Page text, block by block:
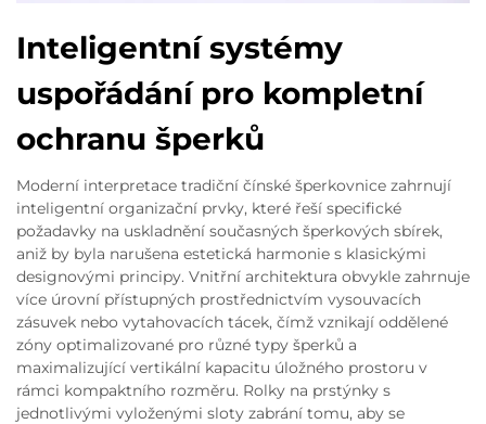
Inteligentní systémy
uspořádání pro kompletní
ochranu šperků
Moderní interpretace tradiční čínské šperkovnice zahrnují
inteligentní organizační prvky, které řeší specifické
požadavky na uskladnění současných šperkových sbírek,
aniž by byla narušena estetická harmonie s klasickými
designovými principy. Vnitřní architektura obvykle zahrnuje
více úrovní přístupných prostřednictvím vysouvacích
zásuvek nebo vytahovacích tácek, čímž vznikají oddělené
zóny optimalizované pro různé typy šperků a
maximalizující vertikální kapacitu úložného prostoru v
rámci kompaktního rozměru. Rolky na prstýnky s
jednotlivými vyloženými sloty zabrání tomu, aby se